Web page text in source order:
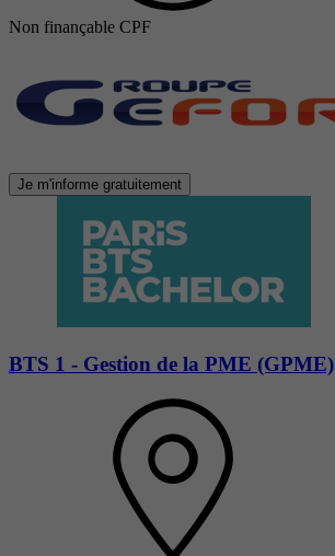
Non finançable CPF
Je m'informe gratuitement
BTS 1 - Gestion de la PME (GPME)